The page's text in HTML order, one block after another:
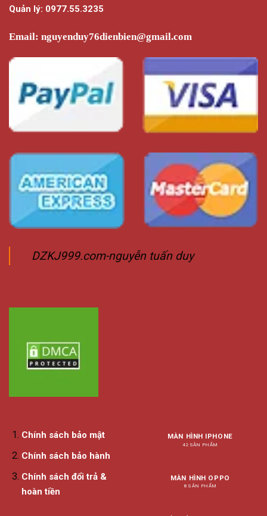
Quản lý: 0977.55.3235
Email: nguyenduy76dienbien@gmail.com
DZKJ999.com-nguyễn tuấn duy
Chính sách bảo mật
Chính sách bảo hành
Chính sách đổi trả &
hoàn tiền
MÀN HÌNH IPHONE
42 SẢN PHẨM
MÀN HÌNH OPPO
8 SẢN PHẨM